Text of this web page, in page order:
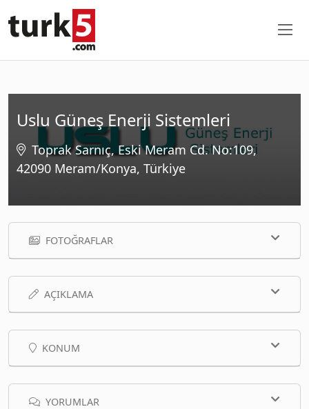
Uslu Güneş Enerji Sistemleri
Toprak Sarnıç, Eski Meram Cd. No:109,
42090 Meram/Konya, Türkiye
FOTOĞRAFLAR
AÇIKLAMA
KONUM
YORUMLAR